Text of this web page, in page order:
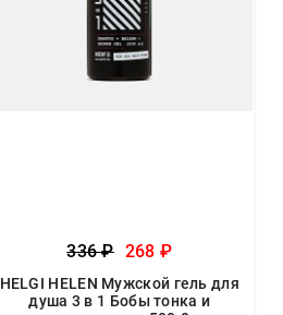
336 ₽ 268 ₽
HELGI HELEN Мужской гель для
душа 3 в 1 Бобы тонка и